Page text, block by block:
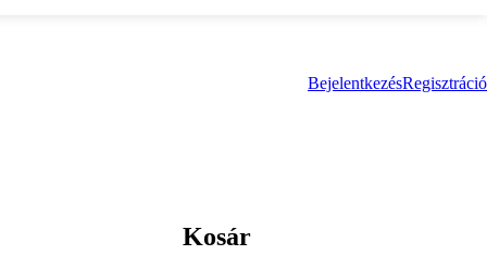
BejelentkezésRegisztráció
Kosár